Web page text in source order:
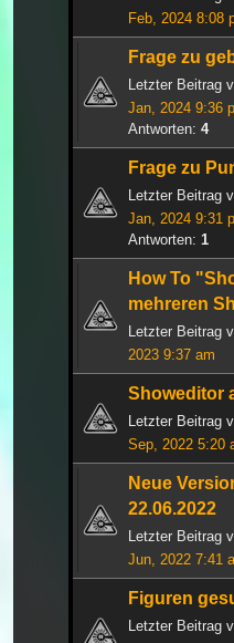
Feb, 2024 8:08
Frage zu
Letzter Beitrag
Jan, 2024 9:36
Antworten: 4
Frage zu
Letzter Beitrag
Jan, 2024 9:31
Antworten: 1
How To
mehreren
Letzter Beitrag
2023 9:37 am
Showeditor
Letzter Beitrag
Sep, 2022 5:20
Neue
22.06.2022
Letzter Beitrag
Jun, 2022 7:41
Figuren
Letzter Beitrag